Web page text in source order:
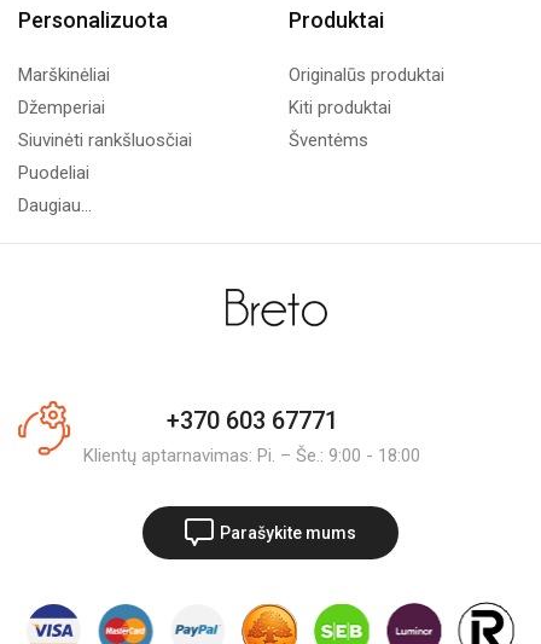
Personalizuota
Marškinėliai
Džemperiai
Siuvinėti rankšluosčiai
Puodeliai
Daugiau...
Produktai
Originalūs produktai
Kiti produktai
Šventėms
+370 603 67771
Klientų aptarnavimas: Pi. – Še.: 9:00 - 18:00
Parašykite mums